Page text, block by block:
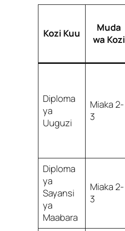
Kozi Kuu
Muda
wa Kozi
Diploma
ya
Uuguzi
Miaka 2-
3
Diploma
ya
Sayansi
ya
Maabara
Miaka 2-
3